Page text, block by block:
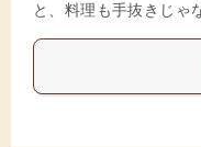
と、料理も手抜きじ